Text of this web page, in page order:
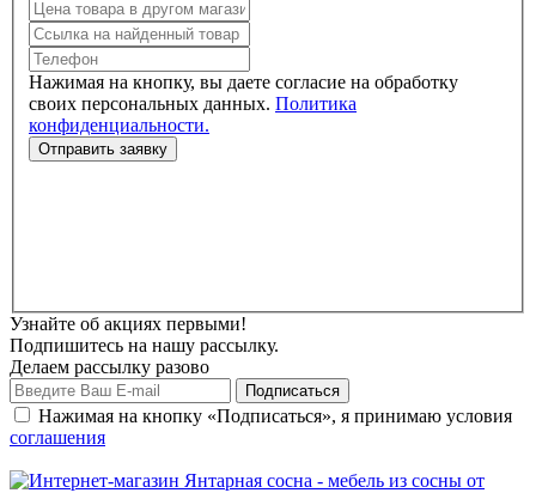
Нажимая на кнопку, вы даете согласие на обработку
своих персональных данных. Политика
конфиденциальности.
Узнайте об акциях первыми!
Подпишитесь на нашу рассылку.
Делаем рассылку разово
Нажимая на кнопку «Подписаться», я принимаю условия
соглашения